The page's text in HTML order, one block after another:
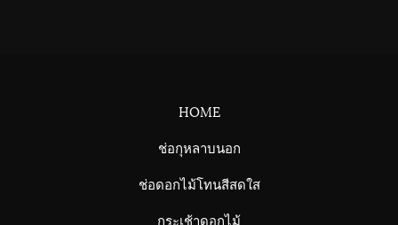
HOME
ช่อกุหลาบนอก
ช่อดอกไม้โทนสีสดใส
กระเช้าดอกไม้